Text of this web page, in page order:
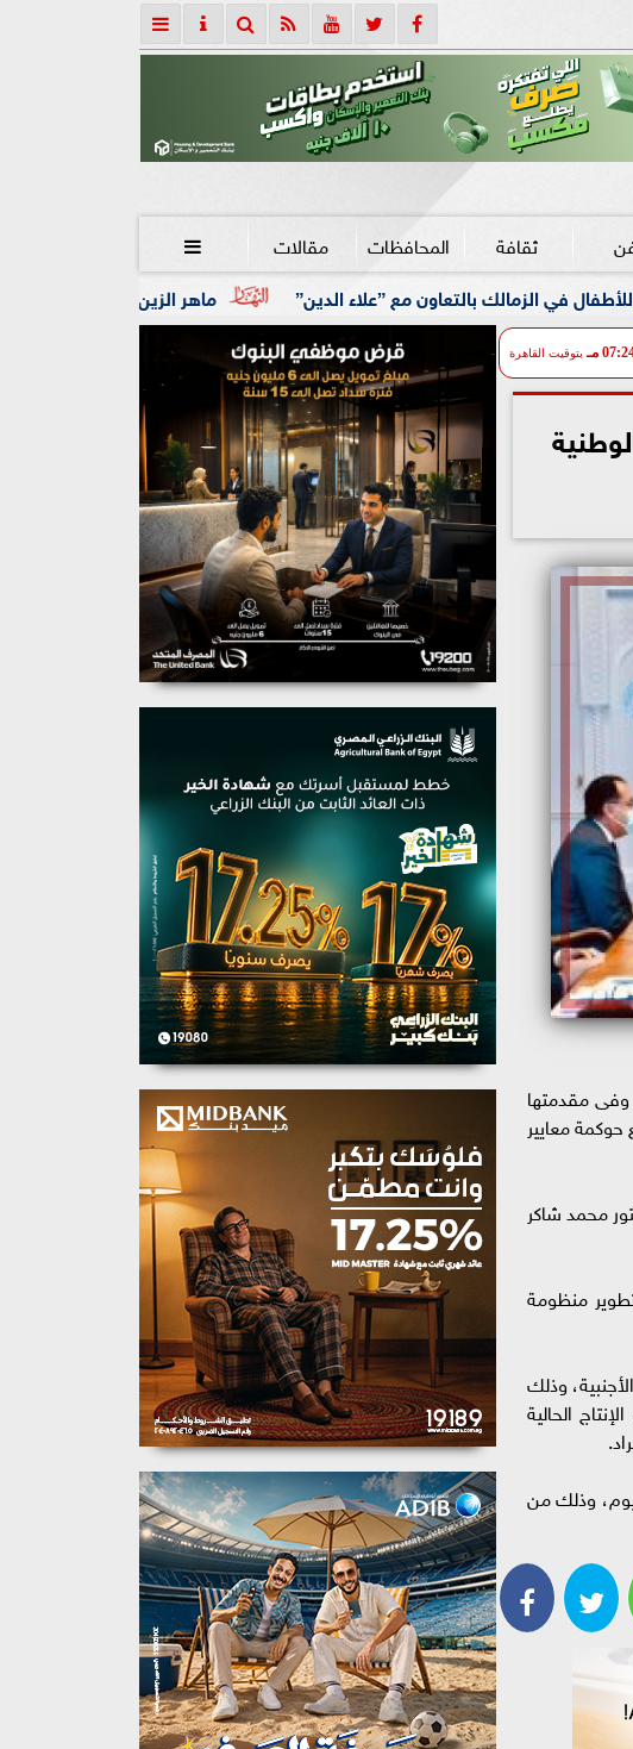
ثقافة المحافظات مقالات 
ماهر الزين: 25 حافلة تُعيد 1250 سودانيًا ضمن الفوج الـ41.. والالتزام بوثائق السفر عزز انسيابية العودة الطوعية مع ”علاء الدين”
مـ بتوقيت القاهرة
وفى مقدمتها
حوكمة معايير
محمد شاكر
منظومة
وذلك
الحالية
وذلك من